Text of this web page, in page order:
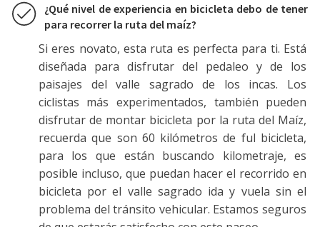
¿Qué nivel de experiencia en bicicleta debo de tener
para recorrer la ruta del maíz?
Si eres novato, esta ruta es perfecta para ti. Está
diseñada para disfrutar del pedaleo y de los
paisajes del valle sagrado de los incas. Los
ciclistas más experimentados, también pueden
disfrutar de montar bicicleta por la ruta del Maíz,
recuerda que son 60 kilómetros de ful bicicleta,
para los que están buscando kilometraje, es
posible incluso, que puedan hacer el recorrido en
bicicleta por el valle sagrado ida y vuela sin el
problema del tránsito vehicular. Estamos seguros